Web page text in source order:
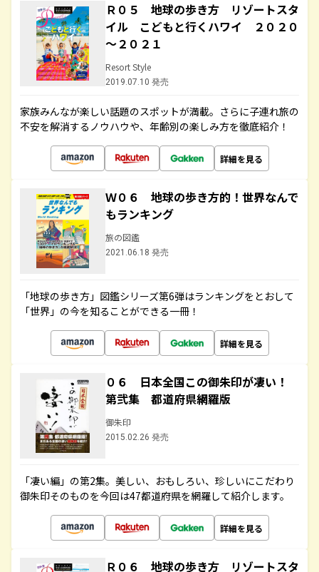
Ｒ０５ 地球の歩き方 リゾートスタ
イル こどもと行くハワイ ２０２０
～２０２１
Resort Style
2019.07.10 発売
家族みんなが楽しい話題のスポットが満載。さらに子連れ旅の
不安を解消するノウハウや、年齢別の楽しみ方を徹底紹介！
詳細を見る
Ｗ０６ 地球の歩き方的！世界なんで
もランキング
旅の図鑑
2021.06.18 発売
「地球の歩き方」図鑑シリーズ第6弾はランキングをとおして
「世界」の今を知ることができる一冊！
詳細を見る
０６ 日本全国この御朱印が凄い！
第弐集 都道府県網羅版
御朱印
2015.02.26 発売
「凄い編」の第2集。美しい、おもしろい、珍しいにこだわり
御朱印そのものを今回は47都道府県を網羅して紹介します。
詳細を見る
Ｒ０６ 地球の歩き方 リゾートスタ